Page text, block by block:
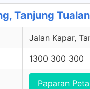
Tanjung
Jalan Kapar,
1300 300 300
Paparan Peta